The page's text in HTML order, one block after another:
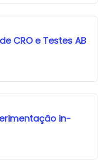
CRO e Testes AB
in-